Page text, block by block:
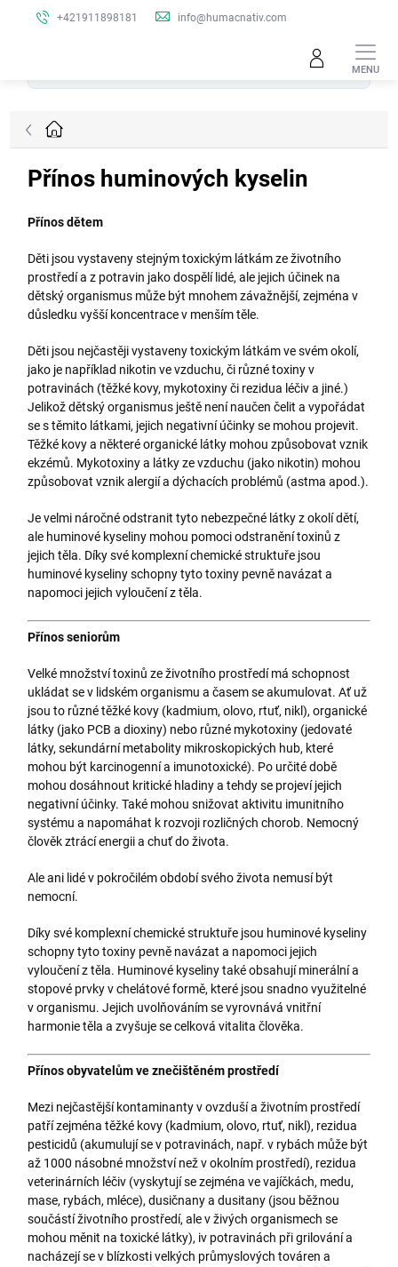
+421911898181 info@humacnativ.com
Hledat
Domů
Přínos huminových kyselin
Přínos dětem
Děti jsou vystaveny stejným toxickým látkám ze životního
prostředí a z potravin jako dospělí lidé, ale jejich účinek na
dětský organismus může být mnohem závažnější, zejména v
důsledku vyšší koncentrace v menším těle.
Děti jsou nejčastěji vystaveny toxickým látkám ve svém okolí,
jako je například nikotin ve vzduchu, či různé toxiny v
potravinách (těžké kovy, mykotoxiny či rezidua léčiv a jiné.)
Jelikož dětský organismus ještě není naučen čelit a vypořádat
se s těmito látkami, jejich negativní účinky se mohou projevit.
Těžké kovy a některé organické látky mohou způsobovat vznik
ekzémů. Mykotoxiny a látky ze vzduchu (jako nikotin) mohou
způsobovat vznik alergií a dýchacích problémů (astma apod.).
Je velmi náročné odstranit tyto nebezpečné látky z okolí dětí,
ale huminové kyseliny mohou pomoci odstranění toxinů z
jejich těla. Díky své komplexní chemické struktuře jsou
huminové kyseliny schopny tyto toxiny pevně navázat a
napomoci jejich vyloučení z těla.
Přínos seniorům
Velké množství toxinů ze životního prostředí má schopnost
ukládat se v lidském organismu a časem se akumulovat. Ať už
jsou to různé těžké kovy (kadmium, olovo, rtuť, nikl), organické
látky (jako PCB a dioxiny) nebo různé mykotoxiny (jedovaté
látky, sekundární metabolity mikroskopických hub, které
mohou být karcinogenní a imunotoxické). Po určité době
mohou dosáhnout kritické hladiny a tehdy se projeví jejich
negativní účinky. Také mohou snižovat aktivitu imunitního
systému a napomáhat k rozvoji rozličných chorob. Nemocný
člověk ztrácí energii a chuť do života.
Ale ani lidé v pokročilém období svého života nemusí být
nemocní.
Díky své komplexní chemické struktuře jsou huminové kyseliny
schopny tyto toxiny pevně navázat a napomoci jejich
vyloučení z těla. Huminové kyseliny také obsahují minerální a
stopové prvky v chelátové formě, které jsou snadno využitelné
v organismu. Jejich uvolňováním se vyrovnává vnitřní
harmonie těla a zvyšuje se celková vitalita člověka.
Přínos obyvatelům ve znečištěném prostředí
Mezi nejčastější kontaminanty v ovzduší a životním prostředí
patří zejména těžké kovy (kadmium, olovo, rtuť, nikl), rezidua
pesticidů (akumulují se v potravinách, např. v rybách může být
až 1000 násobné množství než v okolním prostředí), rezidua
veterinárních léčiv (vyskytují se zejména ve vajíčkách, medu,
mase, rybách, mléce), dusičnany a dusitany (jsou běžnou
součástí životního prostředí, ale v živých organismech se
mohou měnit na toxické látky), iv potravinách při grilování a
nacházejí se v blízkosti velkých průmyslových továren a